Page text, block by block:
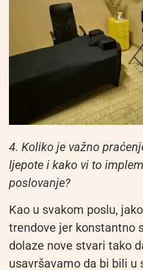
4. Koliko je važno
ljepote i kako vi to
poslovanje?
Kao u svakom poslu,
trendove jer konstantno
dolaze nove stvari tako
usavršavamo da bi bili u